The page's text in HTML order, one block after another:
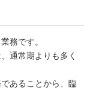
務です。
通常期よりも多く
あることから、臨